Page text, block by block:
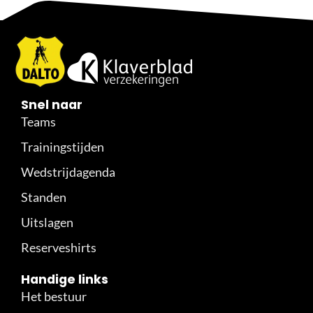
Snel naar
Teams
Trainingstijden
Wedstrijdagenda
Standen
Uitslagen
Reserveshirts
Handige links
Het bestuur